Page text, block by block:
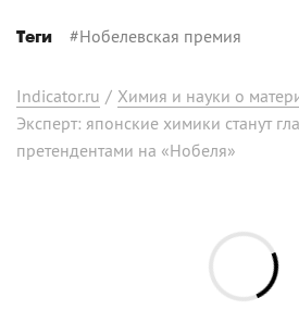
Теги #Нобелевская премия
Indicator.ru / Химия и науки о
Эксперт: японские химики станут
претендентами на «Нобеля»